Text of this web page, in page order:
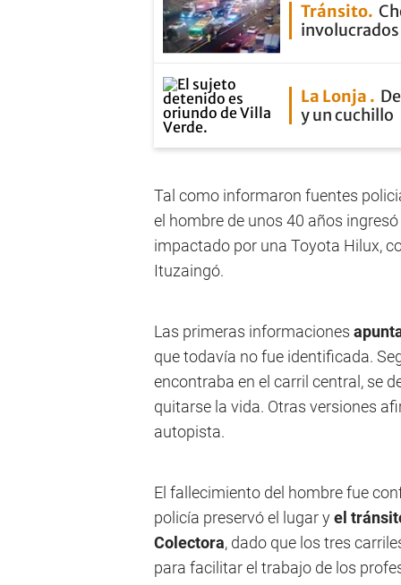
Tránsito
La Lonja
y un cuchillo
Tal como informaron fuentes
el hombre de unos 40 años
impactado por una Toyota Hilux,
Ituzaingó.
Las primeras informaciones
que todavía no fue identificada.
encontraba en el carril central, se
quitarse la vida. Otras versiones
autopista.
El fallecimiento del hombre fue
policía preservó el lugar yel
Colectora, dado que los tres
para facilitar el trabajo de los